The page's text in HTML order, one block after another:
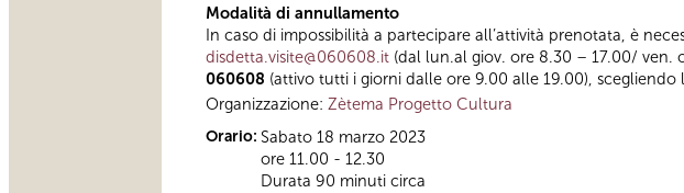
Modalità di annullamento
In caso di impossibilità a partecipare all’attività prenotata, è
disdetta.visite@060608.it (dal lun.al giov. ore 8.30 – 17.00/ ven.
060608 (attivo tutti i giorni dalle ore 9.00 alle 19.00), scegliendo
Organizzazione: Zètema Progetto Cultura
Orario: Sabato 18 marzo 2023
ore 11.00 - 12.30
Durata 90 minuti circa